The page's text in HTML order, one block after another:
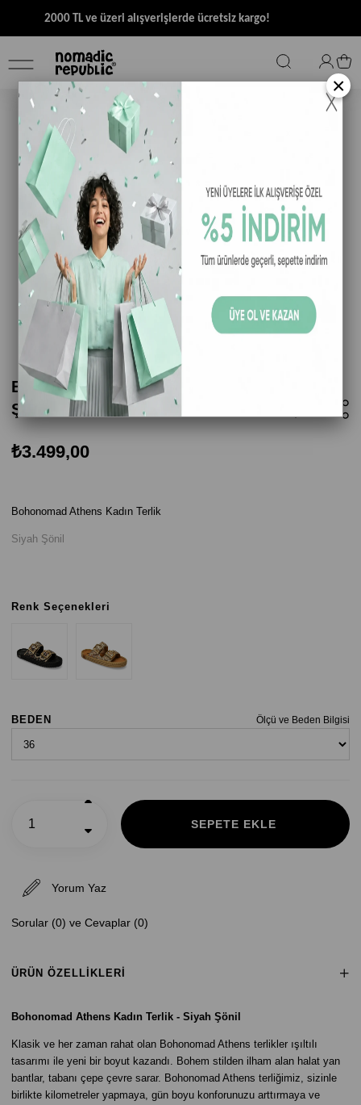
2000 TL ve üzeri alışverişlerde ücretsiz kargo!
Bohonomad Athens Kadın Terlik - Siyah
Şönil
₺3.499,00
Bohonomad Athens Kadın Terlik
Siyah Şönil
Renk Seçenekleri
Ölçü ve Beden Bilgisi
BEDEN
Yorum Yaz
Sorular (0) ve Cevaplar (0)
ÜRÜN ÖZELLIKLERI
Bohonomad Athens Kadın Terlik - Siyah Şönil
Klasik ve her zaman rahat olan Bohonomad Athens terlikler ışıltılı
tasarımı ile yeni bir boyut kazandı. Bohem stilden ilham alan halat yan
bantlar, tabanı çepe çevre sarar. Bohonomad Athens terliğimiz, sizinle
birlikte kilometreler yapmaya, gün boyu konforunuzu arttırmaya ve
×